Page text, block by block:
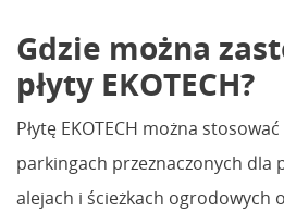
Gdzie można
płyty EKOTECH?
Płytę EKOTECH można
parkingach przeznaczonych dla
alejach i ścieżkach ogrodowych